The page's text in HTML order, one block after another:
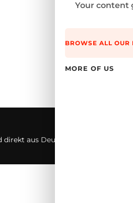
Your content
BROWSE ALL OUR
MORE OF US
aus Deutschland verschickt –